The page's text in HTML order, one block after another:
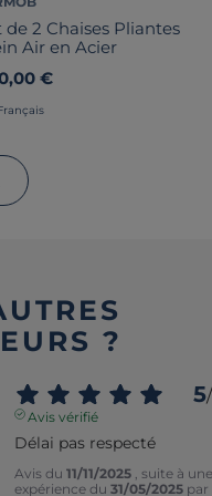
de 2 Chaises Pliantes
Air en Acier
€
?
5/
Avis vérifié
Délai pas respecté
Avis du 11/11/2025
, suite à une
expérience du 31/05/2025 par